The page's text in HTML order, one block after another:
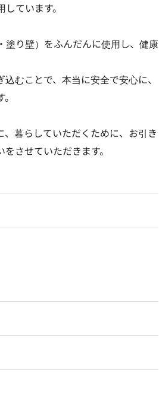
ています。
り壁）をふんだんに使用し、健康
むことで、本当に安全で安心に、
暮らしていただくために、お引き
させていただきます。